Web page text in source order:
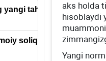
yangi tahriridagi taklif
soliq (58-bob).
aks holda
hisoblaydi
Yangi